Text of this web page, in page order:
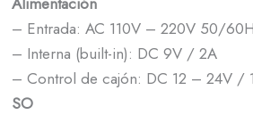
– Entrada: AC 110V – 220V 50/
– Interna (built-in): DC 9V / 2A
– Control de cajón: DC 12 – 24V /
SO